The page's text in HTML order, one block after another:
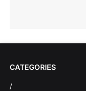
CATEGORIES
/